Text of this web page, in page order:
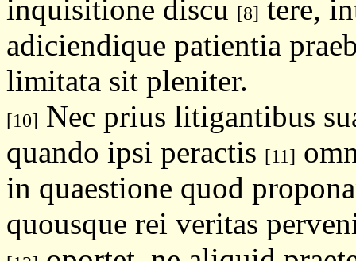
inquisitione discu [8] tere,
adiciendique patientia
limitata sit pleniter.
[10] Nec prius litigantibus
quando ipsi peractis [11]
in quaestione quod
quousque rei veritas